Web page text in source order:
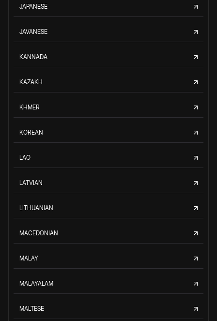
JAPANESE
JAVANESE
KANNADA
KAZAKH
KHMER
KOREAN
LAO
LATVIAN
LITHUANIAN
MACEDONIAN
MALAY
MALAYALAM
MALTESE